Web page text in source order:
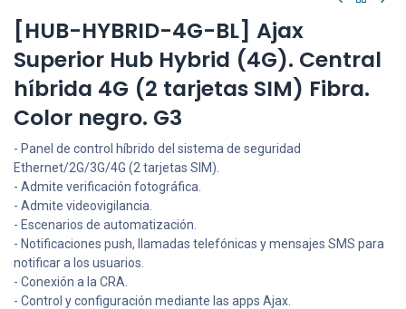
[HUB-HYBRID-4G-BL] Ajax
Superior Hub Hybrid (4G). Central
híbrida 4G (2 tarjetas SIM) Fibra.
Color negro. G3
- Panel de control híbrido del sistema de seguridad
Ethernet/2G/3G/4G (2 tarjetas SIM).
- Admite verificación fotográfica.
- Admite videovigilancia.
- Escenarios de automatización.
- Notificaciones push, llamadas telefónicas y mensajes SMS para
notificar a los usuarios.
- Conexión a la CRA.
- Control y configuración mediante las apps Ajax.